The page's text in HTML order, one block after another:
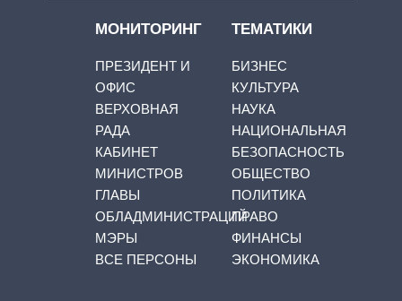
МОНИТОРИНГ
ПРЕЗИДЕНТ И
ОФИС
ВЕРХОВНАЯ
РАДА
КАБИНЕТ
МИНИСТРОВ
ГЛАВЫ
ОБЛАДМИНИСТРАЦИЙ
МЭРЫ
ВСЕ ПЕРСОНЫ
ТЕМАТИКИ
БИЗНЕС
КУЛЬТУРА
НАУКА
НАЦИОНАЛЬНАЯ
БЕЗОПАСНОСТЬ
ОБЩЕСТВО
ПОЛИТИКА
ПРАВО
ФИНАНСЫ
ЭКОНОМИКА